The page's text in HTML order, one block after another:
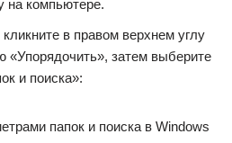
на компьютере.
в правом верхнем углу
затем выберите
и поиска»: